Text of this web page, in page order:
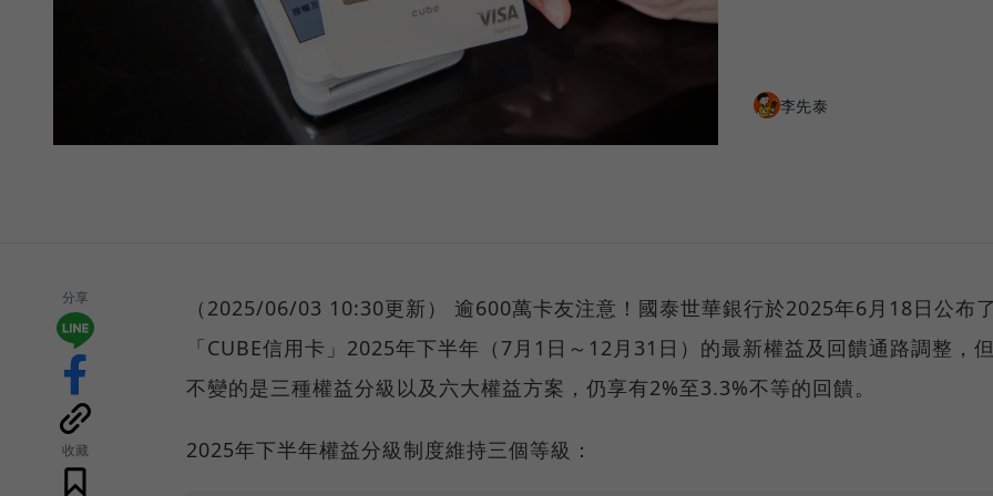
李先泰
分享
收藏
（2025/06/03 10:30更新） 逾600萬卡友注意！國泰世華銀行於2025年6月18日公布
「CUBE信用卡」2025年下半年（7月1日～12月31日）的最新權益及回饋通路調整，
不變的是三種權益分級以及六大權益方案，仍享有2%至3.3%不等的回饋。
2025年下半年權益分級制度維持三個等級：